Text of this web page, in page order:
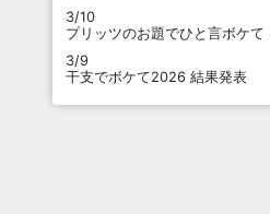
3/10
プリッツのお題でひと言ボケて
3/9
干支でボケて2026 結果発表